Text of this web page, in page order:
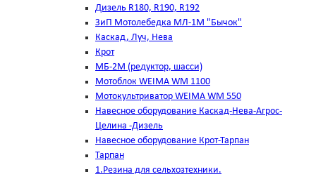
Дизель R180, R190, R192
ЗиП Мотолебедка МЛ-1М "Бычок"
Каскад, Луч, Нева
Крот
МБ-2М (редуктор, шасси)
Мотоблок WEIMA WM 1100
Мотокультриватор WEIMA WM 550
Навесное оборудование Каскад-Нева-Агрос-
Целина -Дизель
Навесное оборудование Крот-Тарпан
Тарпан
1.Резина для сельхозтехники.